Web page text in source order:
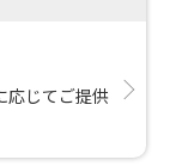
応じてご提供